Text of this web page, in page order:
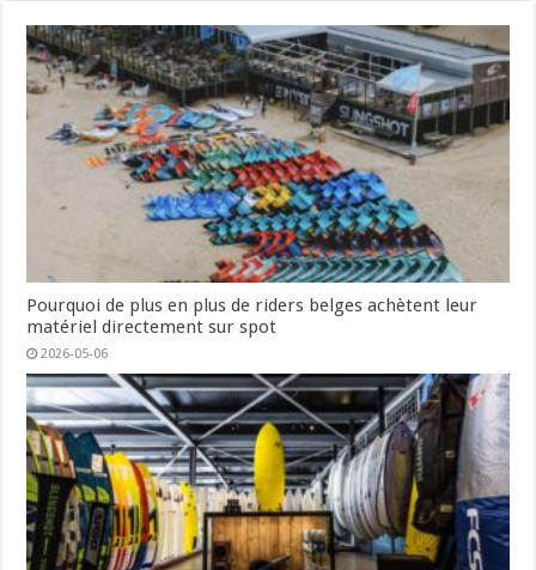
Pourquoi de plus en plus de riders belges achètent leur
matériel directement sur spot
2026-05-06